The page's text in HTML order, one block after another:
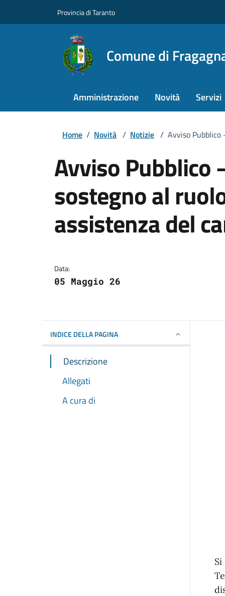
Provincia di Taranto
Comune di
Amministrazione Novità Servizi
Home / Novità / Notizie / Avviso
Avviso Pubblico
sostegno al
assistenza del
Data:
05 Maggio 26
INDICE DELLA PAGINA
Descrizione
Allegati
A cura di